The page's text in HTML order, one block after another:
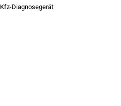
Kfz-Diagnosegerät